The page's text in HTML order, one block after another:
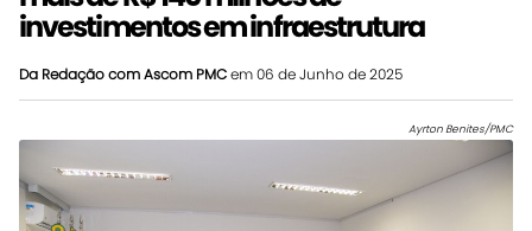
investimentos em infraestrutura
Da Redação com Ascom PMCem 06 de Junho de 2025
Ayrton Benites/PMC